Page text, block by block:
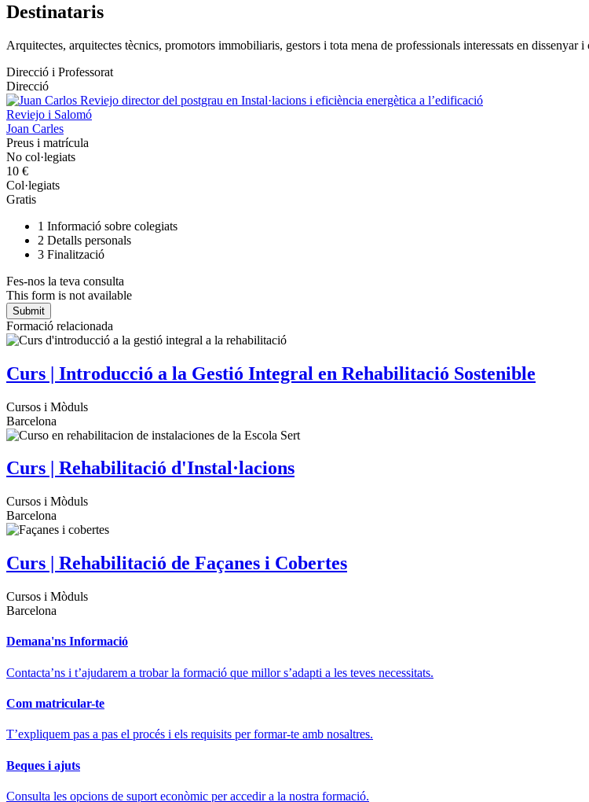
Destinataris
Arquitectes, arquitectes tècnics, promotors immobiliaris, gestors i tota mena de professionals interessats en dissenyar
Direcció i Professorat
Direcció
Reviejo i Salomó
Joan Carles
Preus i matrícula
No col·legiats
10 €
Col·legiats
Gratis
1 Informació sobre colegiats
2 Detalls personals
3 Finalització
Fes-nos la teva consulta
This form is not available
Formació relacionada
Curs | Introducció a la Gestió Integral en Rehabilitació Sostenible
Cursos i Mòduls
Barcelona
Curs | Rehabilitació d'Instal·lacions
Cursos i Mòduls
Barcelona
Curs | Rehabilitació de Façanes i Cobertes
Cursos i Mòduls
Barcelona
Demana'ns Informació
Contacta’ns i t’ajudarem a trobar la formació que millor s’adapti a les teves necessitats.
Com matricular-te
T’expliquem pas a pas el procés i els requisits per formar-te amb nosaltres.
Beques i ajuts
Consulta les opcions de suport econòmic per accedir a la nostra formació.